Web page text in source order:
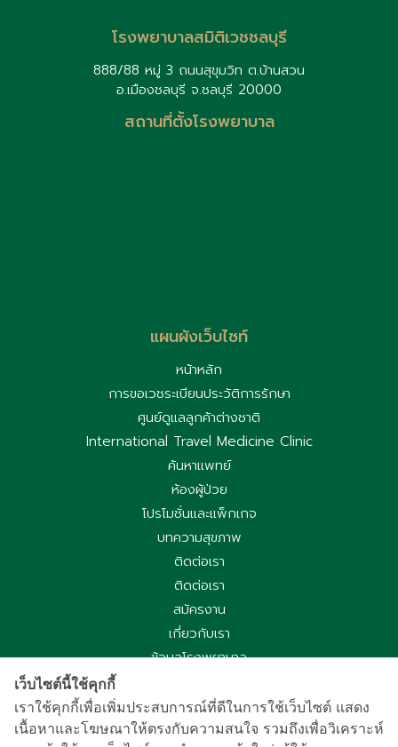
โรงพยาบาลสมิติเวชชลบุรี
888/88 หมู่ 3 ถนนสุขุมวิท ต.บ้านสวน
อ.เมืองชลบุรี จ.ชลบุรี 20000
สถานที่ตั้งโรงพยาบาล
แผนผังเว็บไซท์
หน้าหลัก
การขอเวชระเบียนประวัติการรักษา
ศูนย์ดูแลลูกค้าต่างชาติ
International Travel Medicine Clinic
ค้นหาแพทย์
ห้องผู้ป่วย
โปรโมชั่นและแพ็กเกจ
บทความสุขภาพ
ติดต่อเรา
ติดต่อเรา
สมัครงาน
เกี่ยวกับเรา
ข้อมูลโรงพยาบาล
นโยบายคุกกี้
ประกาศความเป็นส่วนตัวการใช้กล้องวงจรปิด
เว็บไซต์นี้ใช้คุกกี้
เราใช้คุกกี้เพื่อเพิ่มประสบการณ์ที่ดีในการใช้เว็บไซต์ แสดง
เนื้อหาและโฆษณาให้ตรงกับความสนใจ รวมถึงเพื่อวิเคราะห์